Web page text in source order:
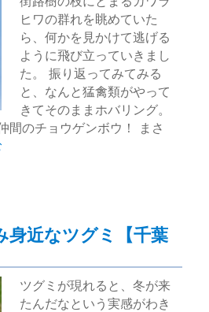
ヒワの群れを眺めていた
ら、何かを見かけて逃げる
ように飛び立っていきまし
た。 振り返ってみてみる
と、なんと猛禽類がやって
きてそのままホバリング。
間のチョウゲンボウ！ まさ
ボウのホバリングに目を奪われる
身近なツグミ【千葉
ツグミが現れると、冬が来
たんだなという実感がわき